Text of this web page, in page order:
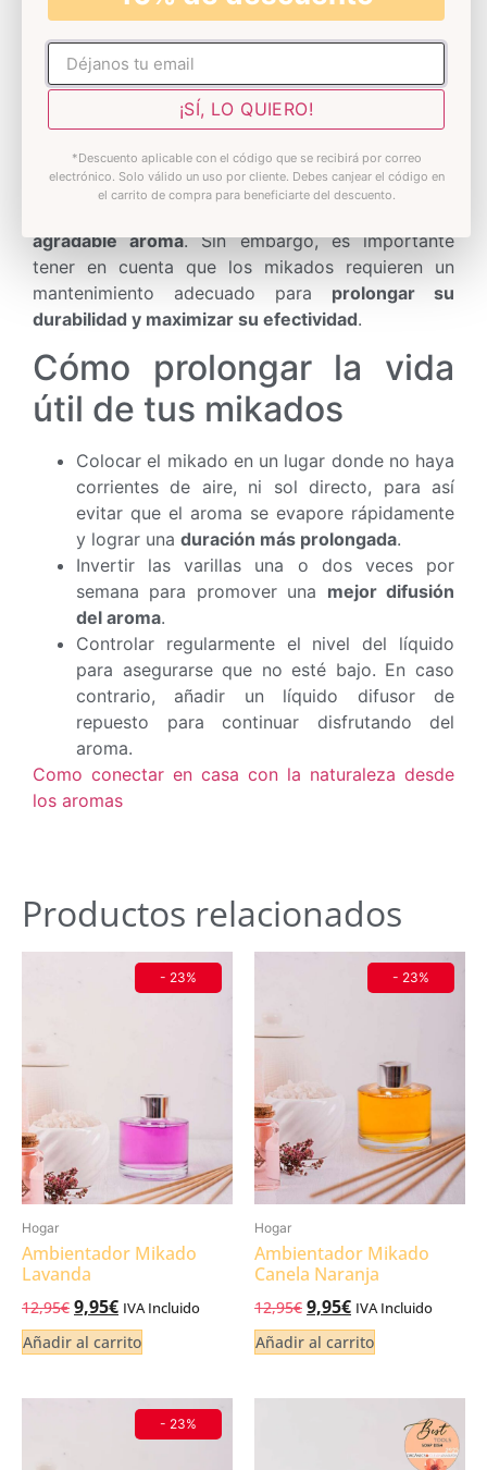
Su composición trata de ser lo más respetuosa
posible con el medio ambiente. Integran esencias
naturales con materias primas de última
tecnología, que absorben los malos olores y
Los ambientadores mikado son una opción
agradable aroma. Sin embargo, es importante
tener en cuenta que los mikados requieren un
mantenimiento adecuado para prolongar su
durabilidad y maximizar su efectividad.
Cómo prolongar la vida
útil de tus mikados
Colocar el mikado en un lugar donde no haya
corrientes de aire, ni sol directo, para así
evitar que el aroma se evapore rápidamente
y lograr una duración más prolongada.
Invertir las varillas una o dos veces por
semana para promover una mejor difusión
del aroma.
Controlar regularmente el nivel del líquido
para asegurarse que no esté bajo. En caso
contrario, añadir un líquido difusor de
repuesto para continuar disfrutando del
aroma.
Como conectar en casa con la naturaleza desde
los aromas
Productos relacionados
- 23%
Hogar
Ambientador Mikado
Lavanda
12,95€ 9,95€ IVA Incluido
Añadir al carrito
- 23%
Hogar
Ambientador Mikado
Canela Naranja
12,95€ 9,95€ IVA Incluido
Añadir al carrito
- 23%
No rellenar
¡SÍ, LO QUIERO!
*Descuento aplicable con el código que se recibirá por correo
electrónico. Solo válido un uso por cliente. Debes canjear el código en
el carrito de compra para beneficiarte del descuento.